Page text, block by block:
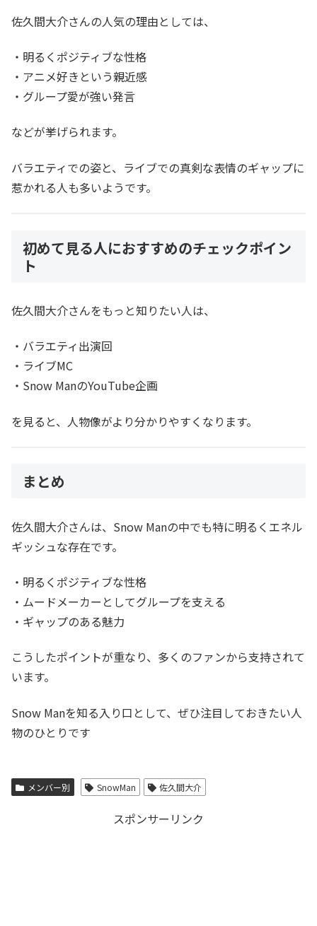
佐久間大介さんの人気の理由としては、
・明るくポジティブな性格
・アニメ好きという親近感
・グループ愛が強い発言
などが挙げられます。
バラエティでの姿と、ライブでの真剣な表情のギャップに
惹かれる人も多いようです。
初めて見る人におすすめのチェックポイン
ト
佐久間大介さんをもっと知りたい人は、
・バラエティ出演回
・ライブMC
・Snow ManのYouTube企画
を見ると、人物像がより分かりやすくなります。
まとめ
佐久間大介さんは、Snow Manの中でも特に明るくエネル
ギッシュな存在です。
・明るくポジティブな性格
・ムードメーカーとしてグループを支える
・ギャップのある魅力
こうしたポイントが重なり、多くのファンから支持されて
います。
Snow Manを知る入り口として、ぜひ注目しておきたい人
物のひとりです
メンバー別 SnowMan 佐久間大介
スポンサーリンク